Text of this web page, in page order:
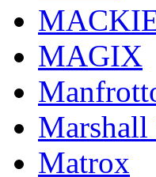
MAGIX
Marshall
Matrox